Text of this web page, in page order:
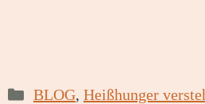
Kategorien
BLOG, Heißhunger